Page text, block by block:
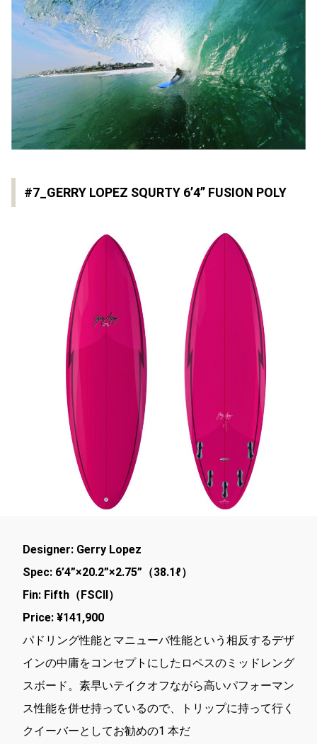
#7_GERRY LOPEZ SQURTY 6’4” FUSION POLY
Designer: Gerry Lopez
Spec: 6’4”×20.2”×2.75”（38.1ℓ）
Fin: Fifth（FSCⅡ）
Price: ¥141,900
パドリング性能とマニューバ性能という相反するデザ
インの中庸をコンセプトにしたロペスのミッドレング
スボード。素早いテイクオフながら高いパフォーマン
ス性能を併せ持っているので、トリップに持って行く
クイーバーとしてお勧めの1 本だ